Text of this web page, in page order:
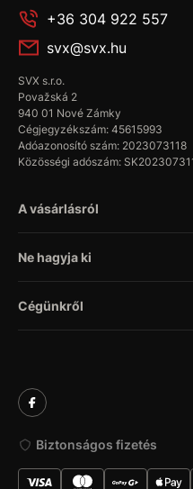
+36 304 922 557
svx@svx.hu
SVX s.r.o.
Považská 2
940 01 Nové Zámky
Cégjegyzékszám: 45615993
Adóazonosító szám: 2023073118
Közösségi adószám:
A vásárlásról
Ne hagyja ki
Cégünkről
Biztonságos fizetés